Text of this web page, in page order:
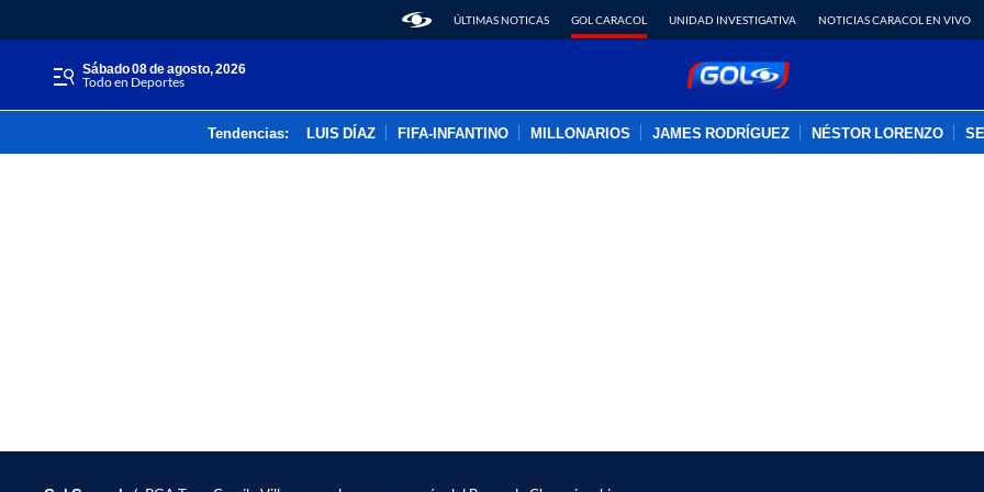
ÚLTIMAS NOTICAS GOL CARACOL UNIDAD INVESTIGATIVA NOTICIAS CARACOL EN VIVO
sábado 08 de agosto, 2026
Todo en Deportes
Tendencias: LUIS DÍAZ FIFA-INFANTINO MILLONARIOS JAMES RODRÍGUEZ NÉSTOR LORENZO